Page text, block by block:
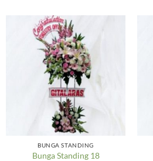
BUNGA STANDING
Bunga Standing 18